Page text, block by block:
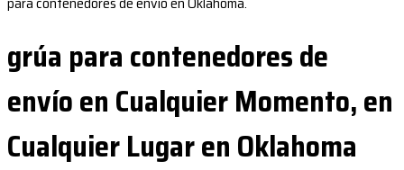
grúa para contenedores de
envío en Cualquier Momento, en
Cualquier Lugar en Oklahoma